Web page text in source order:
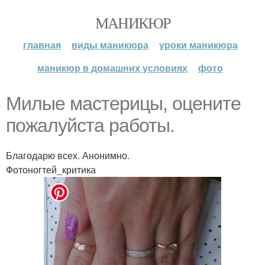
МАНИКЮР
главная виды маникюра
уроки маникюра
маникюр в домашних условиях
фото
Милые мастерицы, оцените
пожалуйста работы.
Благодарю всех. Анонимно.
Фотоногтей_критика